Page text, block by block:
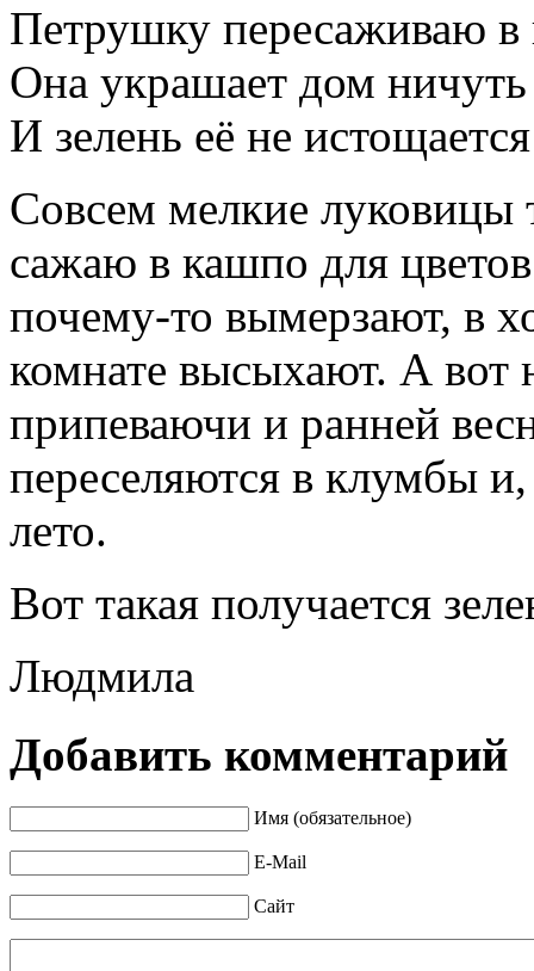
Петрушку пересаживаю в
Она украшает дом
И зелень её не
Совсем мелкие луковицы
сажаю в кашпо для
почему-то вымерзают, в
комнате высыхают. А вот
припеваючи и ранней
переселяются в клумбы
лето.
Вот такая получается
Людмила
Добавить комментарий
Имя (обязательное)
E-Mail
Сайт